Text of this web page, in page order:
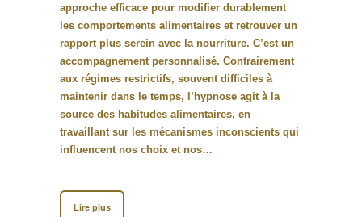
approche efficace pour modifier durablement
les comportements alimentaires et retrouver un
rapport plus serein avec la nourriture. C’est un
accompagnement personnalisé. Contrairement
aux régimes restrictifs, souvent difficiles à
maintenir dans le temps, l’hypnose agit à la
source des habitudes alimentaires, en
travaillant sur les mécanismes inconscients qui
influencent nos choix et nos…
Lire plus